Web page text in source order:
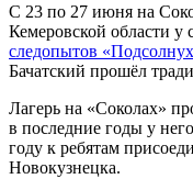
С 23 по 27 июня на
Кемеровской области у
следопытов
Бачатский прошёл
Лагерь на «Соколах»
в последние годы у
году к ребятам
Новокузнецка.